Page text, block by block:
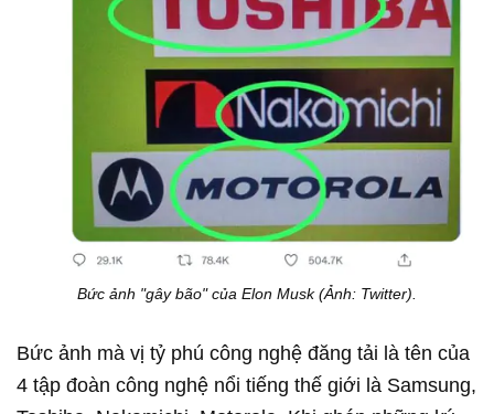
Bức ảnh "gây bão" của Elon Musk (Ảnh: Twitter).
Bức ảnh mà vị tỷ phú công nghệ đăng tải là tên của
4 tập đoàn công nghệ nổi tiếng thế giới là Samsung,